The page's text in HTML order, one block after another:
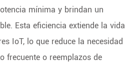
mínima y brindan un
Esta eficiencia extiende la vida
IoT, lo que reduce la necesidad
frecuente o reemplazos de